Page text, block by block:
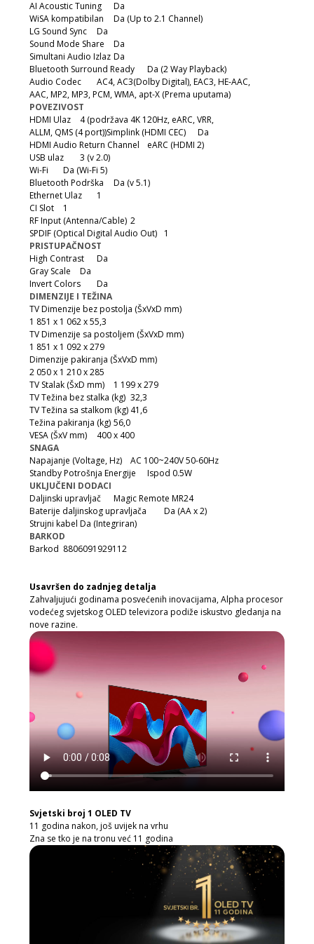
AI Acoustic Tuning
Da
WiSA kompatibilan
Da (Up to 2.1 Channel)
LG Sound Sync
Da
Sound Mode Share
Da
Simultani Audio Izlaz Da
Bluetooth Surround Ready
Da (2 Way Playback)
Audio Codec
AC4, AC3(Dolby Digital), EAC3, HE-AAC,
AAC, MP2, MP3, PCM, WMA, apt-X (Prema uputama)
POVEZIVOST
HDMI Ulaz
4 (podržava 4K 120Hz, eARC, VRR,
ALLM, QMS (4 port))Simplink (HDMI CEC)
Da
HDMI Audio Return Channel
eARC (HDMI 2)
USB ulaz
3 (v 2.0)
Wi-Fi
Da (Wi-Fi 5)
Bluetooth Podrška
Da (v 5.1)
Ethernet Ulaz
1
CI Slot
1
RF Input (Antenna/Cable) 2
SPDIF (Optical Digital Audio Out)
1
PRISTUPAČNOST
High Contrast
Da
Gray Scale
Da
Invert Colors
Da
DIMENZIJE I TEŽINA
TV Dimenzije bez postolja (ŠxVxD mm)
1 851 x 1 062 x 55,3
TV Dimenzije sa postoljem (ŠxVxD mm)
1 851 x 1 092 x 279
Dimenzije pakiranja (ŠxVxD mm)
2 050 x 1 210 x 285
TV Stalak (ŠxD mm)
1 199 x 279
TV Težina bez stalka (kg) 32,3
TV Težina sa stalkom (kg) 41,6
Težina pakiranja (kg) 56,0
VESA (ŠxV mm)
400 x 400
SNAGA
Napajanje (Voltage, Hz)
AC 100~240V 50-60Hz
Standby Potrošnja Energije
Ispod 0.5W
UKLJUČENI DODACI
Daljinski upravljač
Magic Remote MR24
Baterije daljinskog upravljača
Da (AA x 2)
Strujni kabel Da (Integriran)
BARKOD
Barkod 8806091929112
Usavršen do zadnjeg detalja
Zahvaljujući godinama posvećenih inovacijama, Alpha procesor
vodećeg svjetskog OLED televizora podiže iskustvo gledanja na
nove razine.
Svjetski broj 1 OLED TV
11 godina nakon, još uvijek na vrhu
Zna se tko je na tronu već 11 godina